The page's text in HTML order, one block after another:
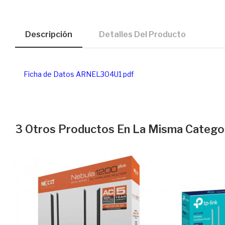
Descripción Detalles Del Producto
Ficha de Datos ARNEL304U1 pdf
3 Otros Productos En La Misma